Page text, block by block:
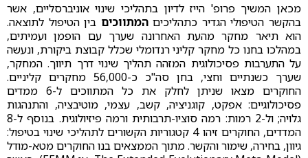
מכאן המשיך פרופ' הייז לדיון בתהליכי שינוי אוניברסליים, אשר
בהקשר הטיפולי הגדיר כתהליכיםהמתווכים בין הטיפול לתוצאה.
הוא תיאר מחקר מהעת האחרונה שערך עם הופמן ועמיתים,
במהלכו בחנו כל מחקר קליני רנדומלי שכלל קבוצת ביקורת, ונעשה
על התערבות פסיכולוגית המזהה תהליך שינוי דרך תיווך. המחקר,
שערך כשנתיים וחצי, בחן סה"כ כ-56,000 מחקרים קליניים.
החוקרים מצאו שניתן לחלק את כל המתווכים ל-6 ממדים
פסיכולוגיים: אפקט, קוגניציה, קשב, עצמי, מוטיבציה, והתנהגות
גלויה; ול-2 רמות: רמה סוציו-תרבותית ורמה פיזיולוגית. בנוסף ל-8
המדדים, החוקרים זיהו 4 קטגוריות הקשורים לתהליכי שינוי בטיפול:
גיוון, בחירה, שימור והקשר. מתוך הממצאים בנו החוקרים מטא-מודל